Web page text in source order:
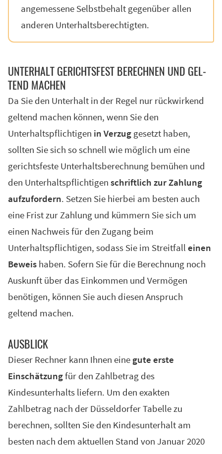
angemessene Selbstbehalt gegenüber allen
anderen Unterhaltsberechtigten.
UN­TER­HALT GE­RICHTS­FEST BE­RECH­NEN UND GEL­
TEND MA­CHEN
Da Sie den Unterhalt in der Regel nur rückwirkend
geltend machen können, wenn Sie den
Unterhaltspflichtigen in Verzug gesetzt haben,
sollten Sie sich so schnell wie möglich um eine
gerichtsfeste Unterhaltsberechnung bemühen und
den Unterhaltspflichtigen schriftlich zur Zahlung
aufzufordern. Setzen Sie hierbei am besten auch
eine Frist zur Zahlung und kümmern Sie sich um
einen Nachweis für den Zugang beim
Unterhaltspflichtigen, sodass Sie im Streitfall einen
Beweis haben. Sofern Sie für die Berechnung noch
Auskunft über das Einkommen und Vermögen
benötigen, können Sie auch diesen Anspruch
geltend machen.
AUS­BLICK
Dieser Rechner kann Ihnen eine gute erste
Einschätzungfür den Zahlbetrag des
Kindesunterhalts liefern. Um den exakten
Zahlbetrag nach der Düsseldorfer Tabelle zu
berechnen, sollten Sie den Kindesunterhalt am
besten nach dem aktuellen Stand von Januar 2020